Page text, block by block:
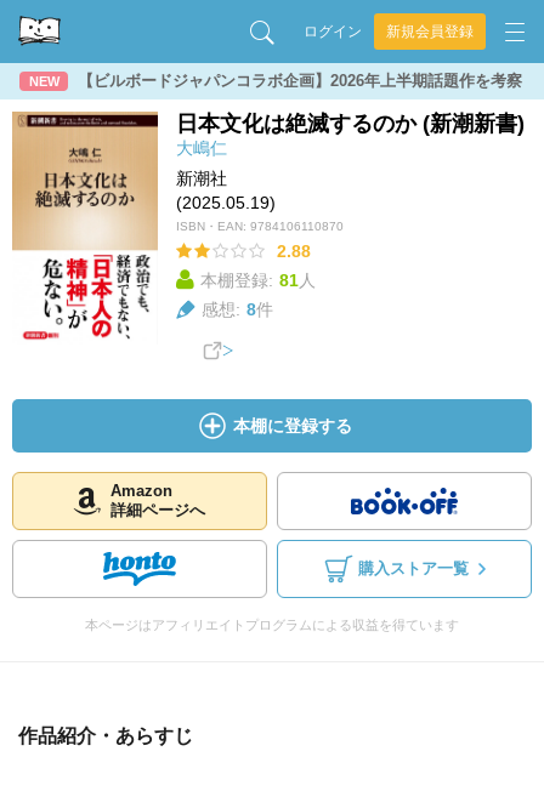
ログイン 新規会員登録
NEW 【ビルボードジャパンコラボ企画】2026年上半期話題作を考察
日本文化は絶滅するのか (新潮新書)
大嶋仁
新潮社
(2025.05.19)
ISBN・EAN: 9784106110870
2.88
本棚登録: 81人
感想: 8件
本棚に登録する
Amazon
詳細ページへ
購入ストア一覧
本ページはアフィリエイトプログラムによる収益を得ています
作品紹介・あらすじ